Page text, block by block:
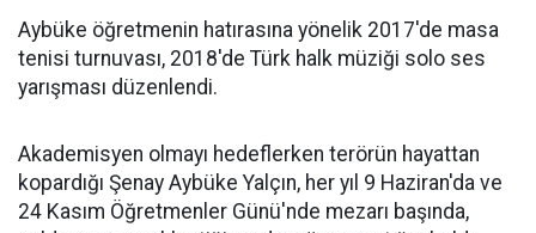
Aybüke öğretmenin hatırasına yönelik 2017'de masa
tenisi turnuvası, 2018'de Türk halk müziği solo ses
yarışması düzenlendi.
Akademisyen olmayı hedeflerken terörün hayattan
kopardığı Şenay Aybüke Yalçın, her yıl 9 Haziran'da ve
24 Kasım Öğretmenler Günü'nde mezarı başında,